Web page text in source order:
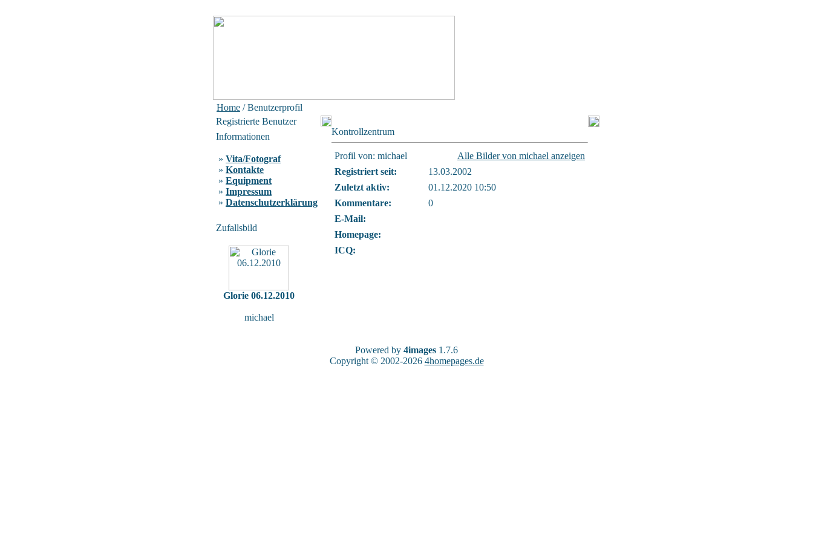
Home / Benutzerprofil
Registrierte Benutzer
Informationen
» Vita/Fotograf
» Kontakte
» Equipment
» Impressum
» Datenschutzerklärung
Zufallsbild
Glorie 06.12.2010
michael
Kontrollzentrum
Profil von: michael
Alle Bilder von michael anzeigen
Registriert seit:
13.03.2002
Zuletzt aktiv:
01.12.2020 10:50
Kommentare:
0
E-Mail:
Homepage:
ICQ:
Powered by 4images 1.7.6
Copyright © 2002-2026 4homepages.de